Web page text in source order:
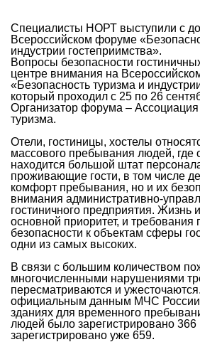
Специалисты НОРТ выступили с
Всероссийском форуме
индустрии гостеприимства».
Вопросы безопасности
центре внимания на
«Безопасность туризма и
который проходил с 25 по 26
Организатор форума – Ассоциация
туризма.
Отели, гостиницы, хостелы
массового пребывания людей, где
находится большой штат
проживающие гости, в том числе
комфорт пребывания, но и их
внимания административно-
гостиничного предприятия. Жизнь
основной приоритет, и требования
безопасности к объектам сферы
одни из самых высоких.
В связи с большим количеством
многочисленными нарушениями
пересматриваются и
официальным данным МЧС России,
зданиях для временного
людей было зарегистрировано 366
зарегистрировано уже 659.